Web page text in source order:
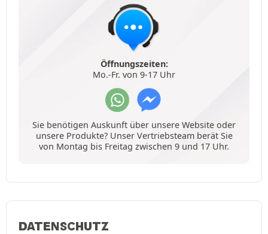
Öffnungszeiten:
Mo.-Fr. von 9-17 Uhr
Sie benötigen Auskunft über unsere Website oder
unsere Produkte? Unser Vertriebsteam berät Sie
von Montag bis Freitag zwischen 9 und 17 Uhr.
DATENSCHUTZ